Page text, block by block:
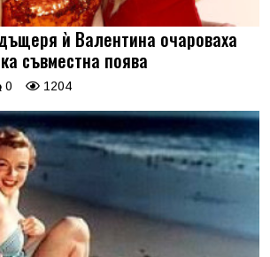
ѝ Валентина очароваха
съвместна поява
0 1204